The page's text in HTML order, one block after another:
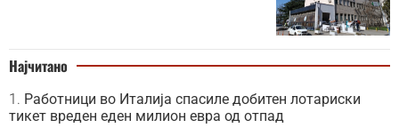
Најчитано
Работници во Италија спасиле добитен лотариски
тикет вреден еден милион евра од отпад